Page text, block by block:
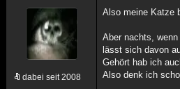
dabei seit 2008
Also meine Katze
Aber nachts,
lässt sich davon
Gehört hab ich
Also denk ich